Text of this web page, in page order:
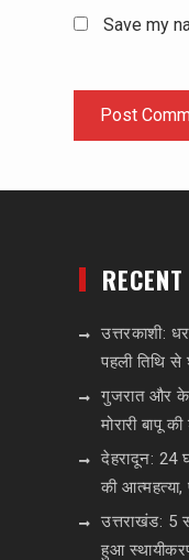
Save my
उत्तरकाशी:
पहली तिथि से
गुजरात और
मोरारी बापू
देहरादून: 24
की
उत्तराखंड: 5
हुआ